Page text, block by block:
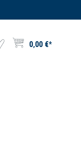
0,00 €*
Le panier contient 0